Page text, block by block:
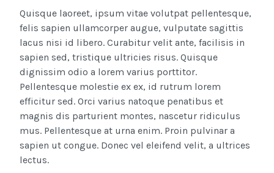
Quisque laoreet, ipsum vitae volutpat pellentesque,
felis sapien ullamcorper augue, vulputate sagittis
lacus nisi id libero. Curabitur velit ante, facilisis in
sapien sed, tristique ultricies risus. Quisque
dignissim odio a lorem varius porttitor.
Pellentesque molestie ex ex, id rutrum lorem
efficitur sed. Orci varius natoque penatibus et
magnis dis parturient montes, nascetur ridiculus
mus. Pellentesque at urna enim. Proin pulvinar a
sapien ut congue. Donec vel eleifend velit, a ultrices
lectus.